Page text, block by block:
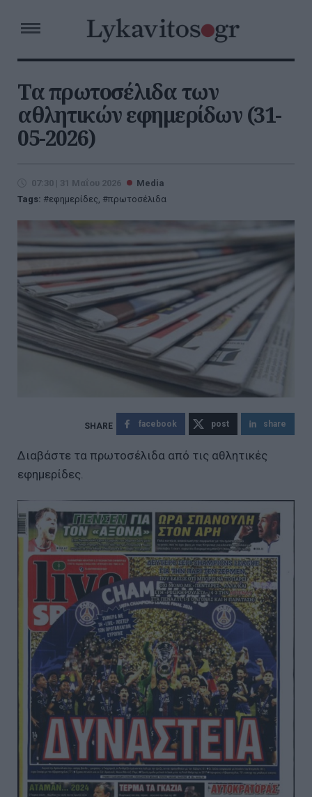
Τα πρωτοσέλιδα των
αθλητικών εφημερίδων (31-
05-2026)
07:30 | 31 Μαΐου 2026
Media
Tags:
εφημερίδες, πρωτοσέλιδα
facebook post share
Διαβάστε τα πρωτοσέλιδα από τις αθλητικές
εφημερίδες.